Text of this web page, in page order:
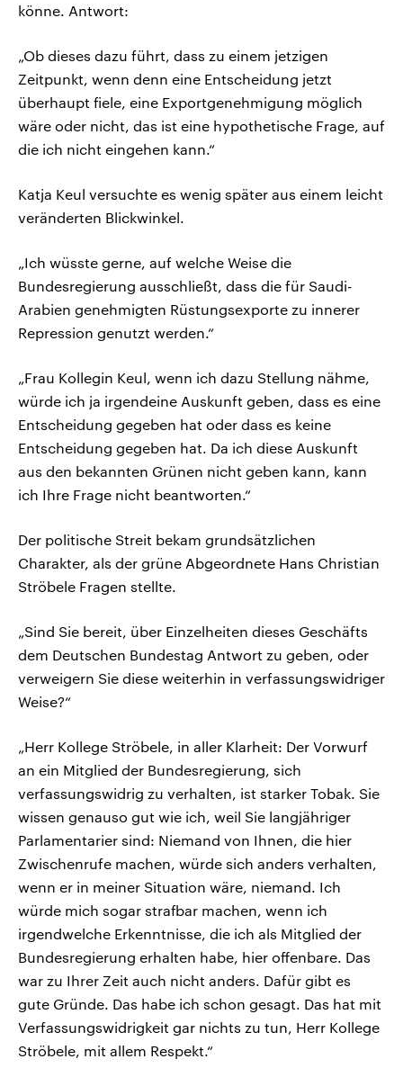
könne. Antwort:
„Ob dieses dazu führt, dass zu einem jetzigen
Zeitpunkt, wenn denn eine Entscheidung jetzt
überhaupt fiele, eine Exportgenehmigung möglich
wäre oder nicht, das ist eine hypothetische Frage, auf
die ich nicht eingehen kann.“
Katja Keul versuchte es wenig später aus einem leicht
veränderten Blickwinkel.
„Ich wüsste gerne, auf welche Weise die
Bundesregierung ausschließt, dass die für Saudi-
Arabien genehmigten Rüstungsexporte zu innerer
Repression genutzt werden.“
„Frau Kollegin Keul, wenn ich dazu Stellung nähme,
würde ich ja irgendeine Auskunft geben, dass es eine
Entscheidung gegeben hat oder dass es keine
Entscheidung gegeben hat. Da ich diese Auskunft
aus den bekannten Grünen nicht geben kann, kann
ich Ihre Frage nicht beantworten.“
Der politische Streit bekam grundsätzlichen
Charakter, als der grüne Abgeordnete Hans Christian
Ströbele Fragen stellte.
„Sind Sie bereit, über Einzelheiten dieses Geschäfts
dem Deutschen Bundestag Antwort zu geben, oder
verweigern Sie diese weiterhin in verfassungswidriger
Weise?“
„Herr Kollege Ströbele, in aller Klarheit: Der Vorwurf
an ein Mitglied der Bundesregierung, sich
verfassungswidrig zu verhalten, ist starker Tobak. Sie
wissen genauso gut wie ich, weil Sie langjähriger
Parlamentarier sind: Niemand von Ihnen, die hier
Zwischenrufe machen, würde sich anders verhalten,
wenn er in meiner Situation wäre, niemand. Ich
würde mich sogar strafbar machen, wenn ich
irgendwelche Erkenntnisse, die ich als Mitglied der
Bundesregierung erhalten habe, hier offenbare. Das
war zu Ihrer Zeit auch nicht anders. Dafür gibt es
gute Gründe. Das habe ich schon gesagt. Das hat mit
Verfassungswidrigkeit gar nichts zu tun, Herr Kollege
Ströbele, mit allem Respekt.“